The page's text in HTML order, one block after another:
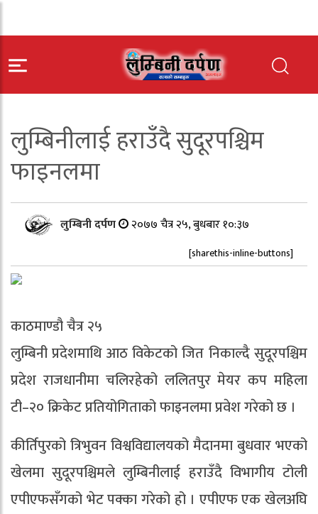
लुम्बिनीलाई हराउँदै सुदूरपश्चिम
फाइनलमा
लुम्बिनी दर्पण २०७७ चैत्र २५, बुधबार १०:३७
[sharethis-inline-buttons]
काठमाण्डौ चैत्र २५
लुम्बिनी प्रदेशमाथि आठ विकेटको जित निकाल्दै सुदूरपश्चिम
प्रदेश राजधानीमा चलिरहेको ललितपुर मेयर कप महिला
टी–२० क्रिकेट प्रतियोगिताको फाइनलमा प्रवेश गरेको छ ।
कीर्तिपुरको त्रिभुवन विश्वविद्यालयको मैदानमा बुधवार भएको
खेलमा सुदूरपश्चिमले लुम्बिनीलाई हराउँदै विभागीय टोली
एपीएफसँगको भेट पक्का गरेको हो । एपीएफ एक खेलअघि